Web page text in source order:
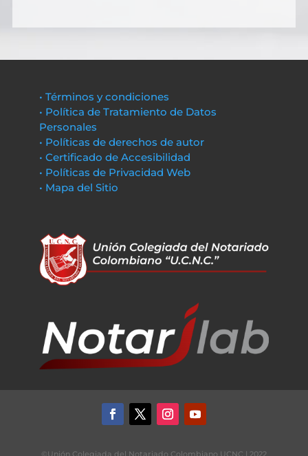
• Términos y condiciones
• Política de Tratamiento de Datos
Personales
• Políticas de derechos de autor
• Certificado de Accesibilidad
• Políticas de Privacidad Web
• Mapa del Sitio